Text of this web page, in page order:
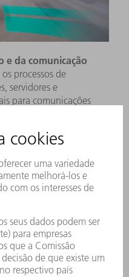
e da comunicação
processos de
servidores e
para comunicações
de grandes
de IA e análise de
são essenciais para
mobilidade elétrica,
autônoma.